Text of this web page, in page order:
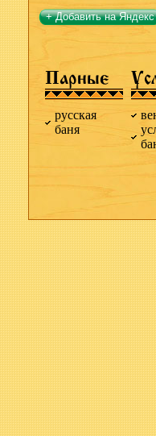
+ Добавить на Яндекс
Парные
русская
баня